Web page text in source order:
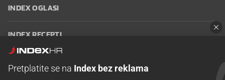
INDEX OGLASI
INDEX RECEPTI
Pretplatite se na Index bez reklama